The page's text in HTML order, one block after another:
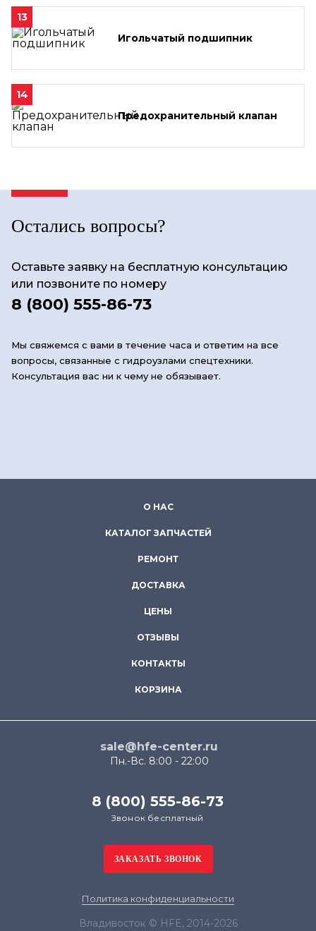
13
Игольчатый подшипник
14
Предохранительный клапан
Остались вопросы?
Оставьте заявку на бесплатную консультацию
или позвоните по номеру
8 (800) 555-86-73
Мы свяжемся с вами в течение часа и ответим на все
вопросы, связанные с гидроузлами спецтехники.
Консультация вас ни к чему не обязывает.
О НАС
КАТАЛОГ ЗАПЧАСТЕЙ
РЕМОНТ
ДОСТАВКА
ЦЕНЫ
ОТЗЫВЫ
КОНТАКТЫ
КОРЗИНА
sale@hfe-center.ru
Пн.-Вс. 8:00 - 22:00
8 (800) 555-86-73
Звонок бесплатный
Политика конфиденциальности
Владивосток © HFE, 2014-2026